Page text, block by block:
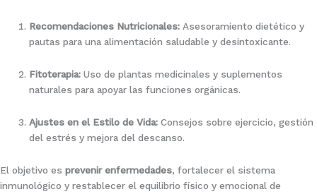
Recomendaciones Nutricionales: Asesoramiento dietético y
pautas para una alimentación saludable y desintoxicante.
Fitoterapia: Uso de plantas medicinales y suplementos
naturales para apoyar las funciones orgánicas.
Ajustes en el Estilo de Vida: Consejos sobre ejercicio, gestión
del estrés y mejora del descanso.
El objetivo es prevenir enfermedades, fortalecer el sistema
inmunológico y restablecer el equilibrio físico y emocional de